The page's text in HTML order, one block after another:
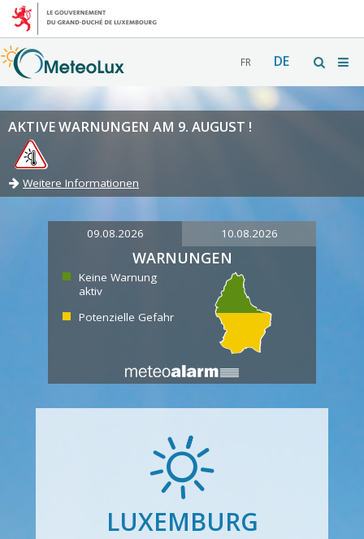
FR DE
AKTIVE WARNUNGEN AM 9. AUGUST !
Weitere Informationen
09.08.2026 10.08.2026
WARNUNGEN
Keine Warnung
aktiv
Potenzielle Gefahr
LUXEMBURG